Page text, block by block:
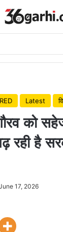
Latest
को
रही है
17, 2026